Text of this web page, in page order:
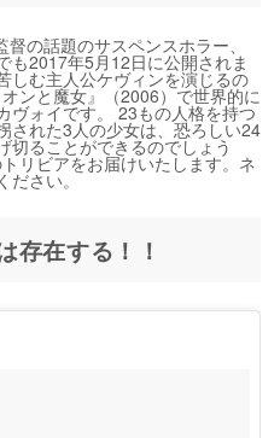
の話題のサスペンスホラー、
も2017年5月12日に公開されま
しむ主人公ケヴィンを演じるの
ンと魔女』（2006）で世界的に
ヴォイです。 23もの人格を持つ
された3人の少女は、恐ろしい24
切ることができるのでしょう
リビアをお届けいたします。ネ
ださい。
存在する！！